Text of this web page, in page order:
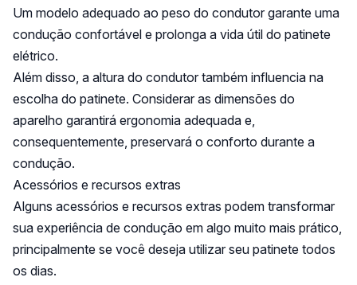
Um modelo adequado ao peso do condutor garante uma
condução confortável e prolonga a vida útil do patinete
elétrico.
Além disso, a altura do condutor também influencia na
escolha do patinete. Considerar as dimensões do
aparelho garantirá ergonomia adequada e,
consequentemente, preservará o conforto durante a
condução.
Acessórios e recursos extras
Alguns acessórios e recursos extras podem transformar
sua experiência de condução em algo muito mais prático,
principalmente se você deseja utilizar seu patinete todos
os dias.